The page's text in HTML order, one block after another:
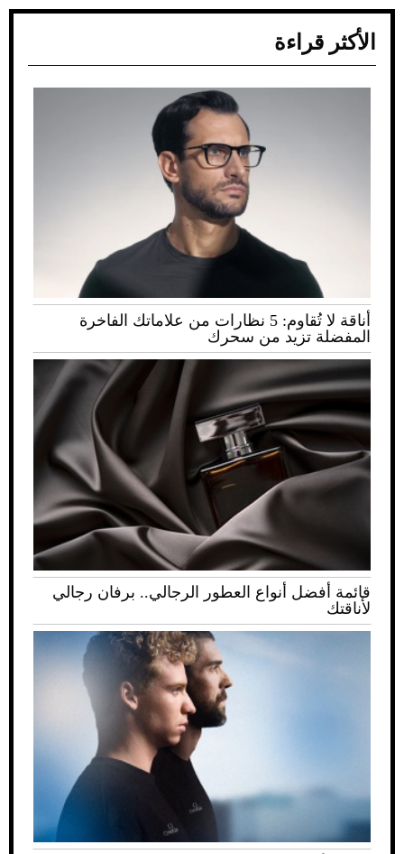
الأكثر قراءة
أناقة لا تُقاوم: 5 نظارات من علاماتك الفاخرة
المفضلة تزيد من سحرك
قائمة أفضل أنواع العطور الرجالي.. برفان رجالي
لأناقتك